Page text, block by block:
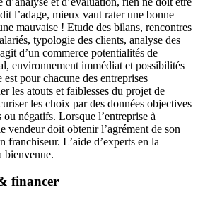
l’adage, mieux vaut rater une bonne
mauvaise ! Etude des bilans, rencontres
typologie des clients, analyse des
d’un commerce potentialités de
environnement immédiat et possibilités
pour chacune des entreprises
les atouts et faiblesses du projet de
les choix par des données objectives
négatifs. Lorsque l’entreprise à
vendeur doit obtenir l’agrément de son
franchiseur. L’aide d’experts en la
bienvenue.
financer